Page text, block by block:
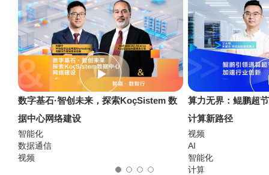
数字基石·智创未来，探索KoçSistem 数
据中心网络建设
智能化
数据通信
视频
算力无界：鲲鹏超
计算新路径
视频
AI
智能化
计算